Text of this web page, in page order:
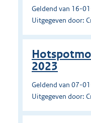
Geldend van 16-
Uitgegeven door:
2023
Geldend van 07-
Uitgegeven door: